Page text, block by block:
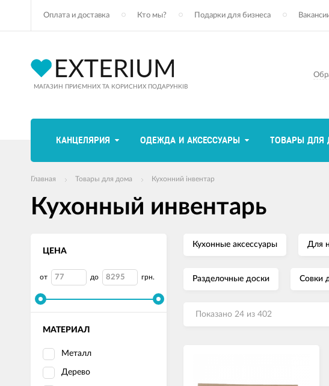
Оплата и доставка Кто мы? Подарки для бизнеса
МАГАЗИН ПРИЄМНИХ ТА КОРИСНИХ ПОДАРУНКІВ
КАНЦЕЛЯРИЯ ОДЕЖДА И АКСЕССУАРЫ ТОВАРЫ ДЛЯ
Главная Товары для дома Кухонний інвентар
Кухонный инвентарь
ЦЕНА
от до грн.
МАТЕРИАЛ
Металл
Дерево
Кухонные аксессуары Для
Разделочные доски Совки
Показано 24 из 402